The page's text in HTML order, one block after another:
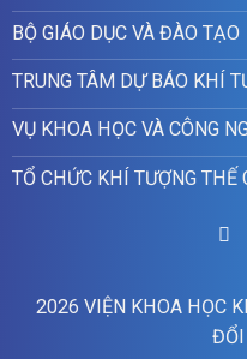
BỘ GIÁO DỤC VÀ ĐÀO TẠO
TRUNG TÂM DỰ BÁO KHÍ
VỤ KHOA HỌC VÀ CÔNG
TỔ CHỨC KHÍ TƯỢNG THẾ
2026 VIỆN KHOA HỌC